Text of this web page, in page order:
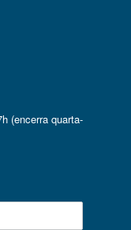
(encerra quarta-